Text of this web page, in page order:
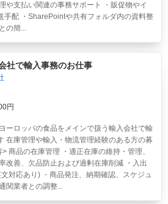
や支払い関連の事務サポート ・販促物やイ
手配 ・SharePointや共有フォルダ内の資料整
の簡...
社で輸入事務のお仕事
円
ーロッパの食品をメインで扱う輸入会社で輸
在庫管理や輸入・物流管理経験のある方の募
商品の在庫管理 ・適正在庫の維持・管理、
改善、欠品防止および過剰在庫削減 ・入出
対応あり) ・商品発注、納期確認、スケジュ
関業者との調整...